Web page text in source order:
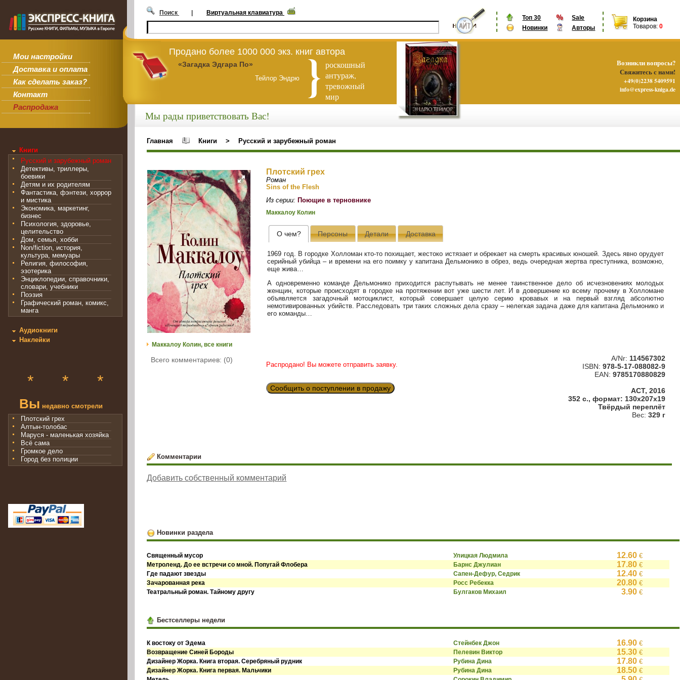
Мои настройки
Доставка и оплата
Как сделать заказ?
Контакт
Распродажа
Топ 30
Sale
Новинки
Авторы
Корзина
Товаров: 0
Поиск | Виртуальная клавиатура
Продано более 1000 000 экз. книг автора
«Загадка Эдгара По»
Тейлор Эндрю
роскошный
антураж,
тревожный
мир
Книги
Русский и зарубежный роман
Детективы, триллеры,
боевики
Детям и их родителям
Фантастика, фэнтези, хоррор
и мистика
Экономика, маркетинг,
бизнес
Психология, здоровье,
целительство
Дом, семья, хобби
Non/fiction, история,
культура, мемуары
Религия, философия,
эзотерика
Энциклопедии, справочники,
словари, учебники
Поэзия
Графический роман, комикс,
манга
Аудиокниги
Наклейки
* * *
Вы недавно смотрели
Плотский грех
Алтын-толобас
Маруся - маленькая хозяйка
Всё сама
Громкое дело
Город без полиции
Мы рады приветствовать Вас!
Главная Книги > Русский и зарубежный роман
Маккалоу Колин, все книги
Всего комментариев: (0)
Плотский грех
Роман
Sins of the Flesh
Из серии: Поющие в терновнике
Маккалоу Колин
О чем? Персоны Детали Доставка
1969 год. В городке Холломан кто-то похищает, жестоко истязает и обрекает на смерть красивых юношей. Здесь явно орудует
серийный убийца – и времени на его поимку у капитана Дельмонико в обрез, ведь очередная жертва преступника, возможно,
еще жива…
А одновременно команде Дельмонико приходится распутывать не менее таинственное дело об исчезновениях молодых
женщин, которые происходят в городке на протяжении вот уже шести лет. И в довершение ко всему прочему в Холломане
объявляется загадочный мотоциклист, который совершает целую серию кровавых и на первый взгляд абсолютно
немотивированных убийств. Расследовать три таких сложных дела сразу – нелегкая задача даже для капитана Дельмонико и
его команды…
Распродано! Вы можете отправить заявку.
Сообщить о поступлении в продажу
A/Nr: 114567302
ISBN: 978-5-17-088082-9
EAN: 9785170880829
АСТ, 2016
352 с., формат: 130x207x19
Твёрдый переплёт
Вес: 329 г
Комментарии
Добавить собственный комментарий
Новинки раздела
Священный мусор Улицкая Людмила 12.60€
Метроленд. До ее встречи со мной. Попугай Флобера Барнс Джулиан 17.80€
Где падают звезды Сапен-Дефур, Седрик 12.40€
Зачарованная река Росс Ребекка 20.80€
Театральный роман. Тайному другу Булгаков Михаил 3.90€
Бестселлеры недели
К востоку от Эдема Стейнбек Джон 16.90€
Возвращение Синей Бороды Пелевин Виктор 15.30€
Дизайнер Жорка. Книга вторая. Серебряный рудник Рубина Дина 17.80€
Дизайнер Жорка. Книга первая. Мальчики Рубина Дина 18.50€
Возникли вопросы?
Свяжитесь с нами!
+49(0)2238 5409591
info@express-kniga.de